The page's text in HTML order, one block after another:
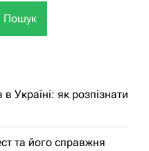
Пошук
Україні: як розпізнати
та його справжня